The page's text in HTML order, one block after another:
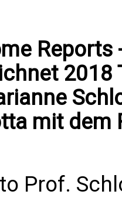
Reports
2018
mit dem
Prof.